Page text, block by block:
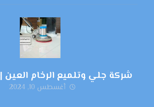
شركة جلي وتلميع الرخام العين |0545307678
أغسطس 10, 2024